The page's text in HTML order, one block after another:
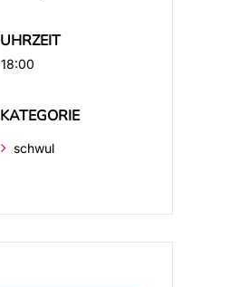
UHRZEIT
18:00
KATEGORIE
schwul